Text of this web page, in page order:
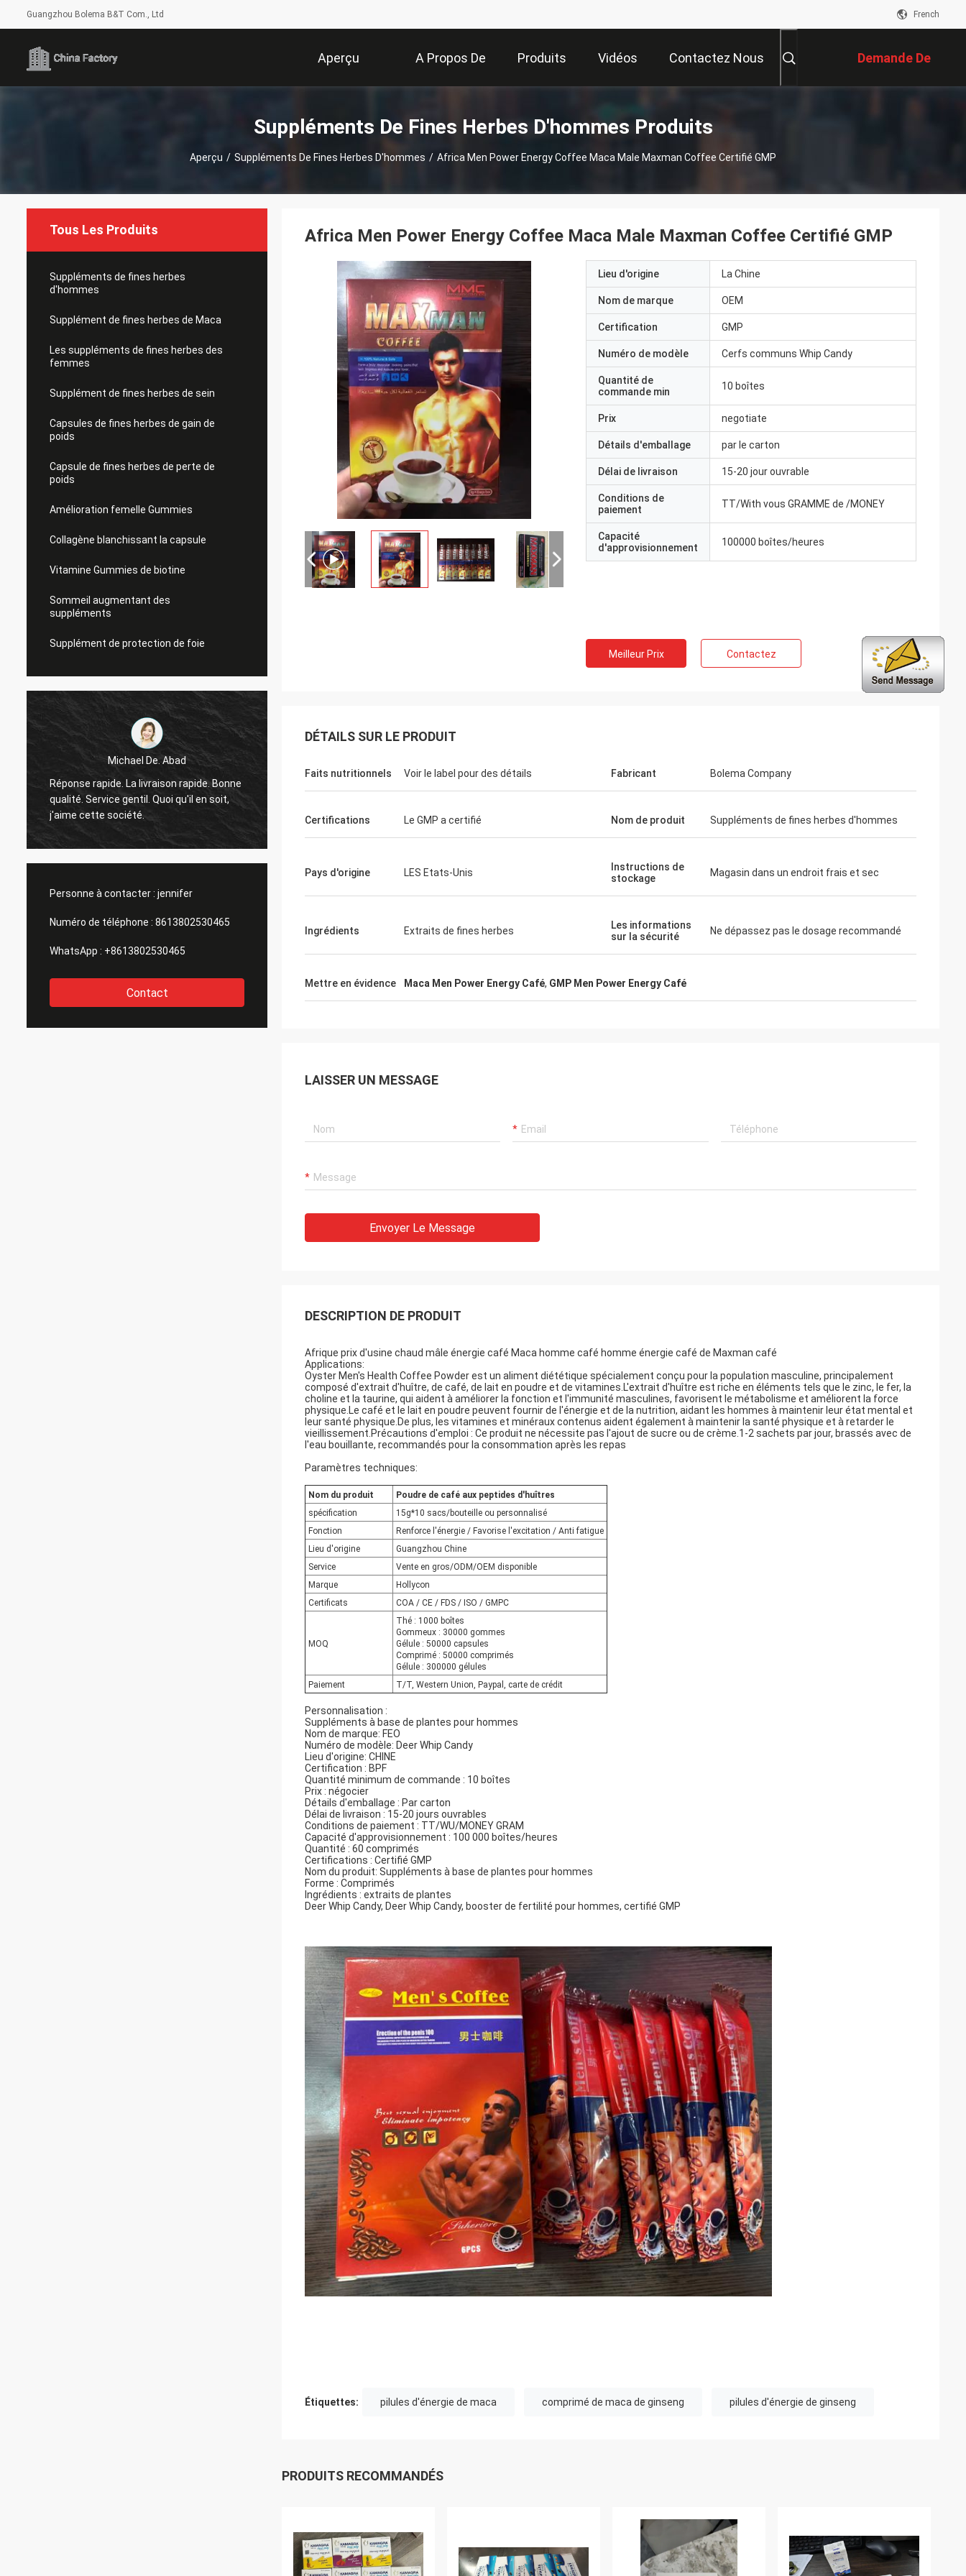
Guangzhou Bolema B&T Com., Ltd French
Aperçu A Propos De
Nous
Produits Vidéos Contactez Nous Demande De
Soumission
Suppléments De Fines Herbes D'hommes Produits
Aperçu / Suppléments De Fines Herbes D'hommes / Africa Men Power Energy Coffee Maca Male Maxman Coffee Certifié GMP
Tous Les Produits
Suppléments de fines herbes
d'hommes
Supplément de fines herbes de Maca
Les suppléments de fines herbes des
femmes
Supplément de fines herbes de sein
Capsules de fines herbes de gain de
poids
Capsule de fines herbes de perte de
poids
Amélioration femelle Gummies
Collagène blanchissant la capsule
Vitamine Gummies de biotine
Sommeil augmentant des
suppléments
Supplément de protection de foie
Michael De. Abad
Réponse rapide. La livraison rapide. Bonne
qualité. Service gentil. Quoi qu'il en soit,
j'aime cette société.
Bon homme même d'affaires. Je serai de
retour bientôt. Il est rapide pour traiter
ainsi en sécurité acheter que vous.
Merci de vos services professionnels et
fiables continus tout le temps. Votre
la qualité des produits.
Personne à contacter : jennifer
Numéro de téléphone : 8613802530465
WhatsApp : +8613802530465
Contact
Africa Men Power Energy Coffee Maca Male Maxman Coffee Certifié GMP
Lieu d'origine La Chine
Nom de marque OEM
Certification GMP
Numéro de modèle Cerfs communs Whip Candy
Quantité de
commande min
10 boîtes
Prix negotiate
Détails d'emballage par le carton
Délai de livraison 15-20 jour ouvrable
Conditions de
paiement
TT/With vous GRAMME de /MONEY
Capacité
d'approvisionnement
100000 boîtes/heures
Meilleur Prix Contactez
DÉTAILS SUR LE PRODUIT
Faits nutritionnels Voir le label pour des détails Fabricant Bolema Company
Certifications Le GMP a certifié Nom de produit Suppléments de fines herbes d'hommes
Pays d'origine LES Etats-Unis
Instructions de
stockage
Magasin dans un endroit frais et sec
Ingrédients Extraits de fines herbes
Les informations
sur la sécurité
Ne dépassez pas le dosage recommandé
Mettre en évidence Maca Men Power Energy Café, GMP Men Power Energy Café
LAISSER UN MESSAGE
Envoyer Le Message
DESCRIPTION DE PRODUIT
Afrique prix d'usine chaud mâle énergie café Maca homme café homme énergie café de Maxman café
Applications:
Oyster Men's Health Coffee Powder est un aliment diététique spécialement conçu pour la population masculine, principalement
composé d'extrait d'huître, de café, de lait en poudre et de vitamines.L'extrait d'huître est riche en éléments tels que le zinc, le fer, la
choline et la taurine, qui aident à améliorer la fonction et l'immunité masculines, favorisent le métabolisme et améliorent la force
physique.Le café et le lait en poudre peuvent fournir de l'énergie et de la nutrition, aidant les hommes à maintenir leur état mental et
leur santé physique.De plus, les vitamines et minéraux contenus aident également à maintenir la santé physique et à retarder le
vieillissement.Précautions d'emploi : Ce produit ne nécessite pas l'ajout de sucre ou de crème.1-2 sachets par jour, brassés avec de
l'eau bouillante, recommandés pour la consommation après les repas
Paramètres techniques:
Nom du produit
Poudre de café aux peptides d'huîtres
spécification
15g*10 sacs/bouteille ou personnalisé
Fonction
Renforce l'énergie / Favorise l'excitation / Anti fatigue
Lieu d'origine
Guangzhou Chine
Service
Vente en gros/ODM/OEM disponible
Marque
Hollycon
Certificats
COA / CE / FDS / ISO / GMPC
MOQ
Thé : 1000 boîtes
Gommeux : 30000 gommes
Gélule : 50000 capsules
Comprimé : 50000 comprimés
Gélule : 300000 gélules
Paiement
T/T, Western Union, Paypal, carte de crédit
Personnalisation :
Suppléments à base de plantes pour hommes
Nom de marque: FEO
Numéro de modèle: Deer Whip Candy
Lieu d'origine: CHINE
Certification : BPF
Quantité minimum de commande : 10 boîtes
Prix ​​: négocier
Détails d'emballage : Par carton
Délai de livraison : 15-20 jours ouvrables
Conditions de paiement : TT/WU/MONEY GRAM
Capacité d'approvisionnement : 100 000 boîtes/heures
Quantité : 60 comprimés
Certifications : Certifié GMP
Nom du produit: Suppléments à base de plantes pour hommes
Forme : Comprimés
Ingrédients : extraits de plantes
Deer Whip Candy, Deer Whip Candy, booster de fertilité pour hommes, certifié GMP
Étiquettes: pilules d'énergie de maca comprimé de maca de ginseng pilules d'énergie de ginseng
PRODUITS RECOMMANDÉS